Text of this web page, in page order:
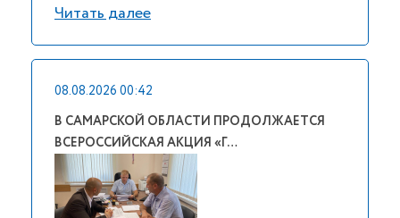
Читать далее
08.08.2026 00:42
В САМАРСКОЙ ОБЛАСТИ ПРОДОЛЖАЕТСЯ
ВСЕРОССИЙСКАЯ АКЦИЯ «Г…